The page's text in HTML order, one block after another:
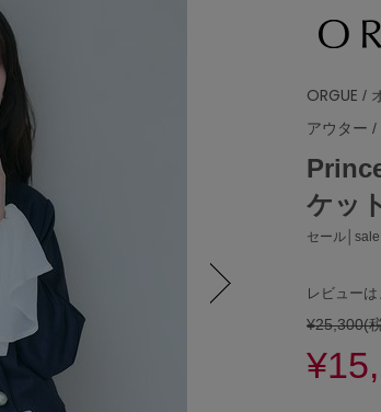
ORGUE /
アウター /
ケッ
セール│sale
レビュー
¥25,300(